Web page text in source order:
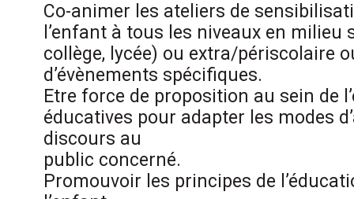
Co-animer les ateliers de
l’enfant à tous les niveaux en milieu
collège, lycée) ou extra/périscolaire
d’évènements spécifiques.
Etre force de proposition au sein de
éducatives pour adapter les modes
discours au
public concerné.
Promouvoir les principes de